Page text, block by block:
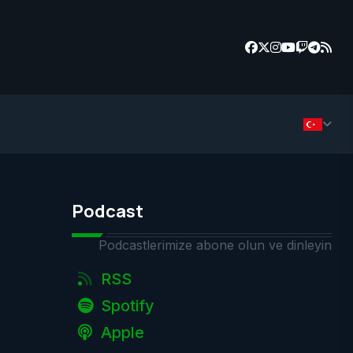
Podcast
Podcastlerimize abone olun ve dinleyin
RSS
Spotify
Apple